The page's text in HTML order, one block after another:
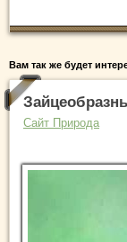
Вам так же будет
Сайт Природа